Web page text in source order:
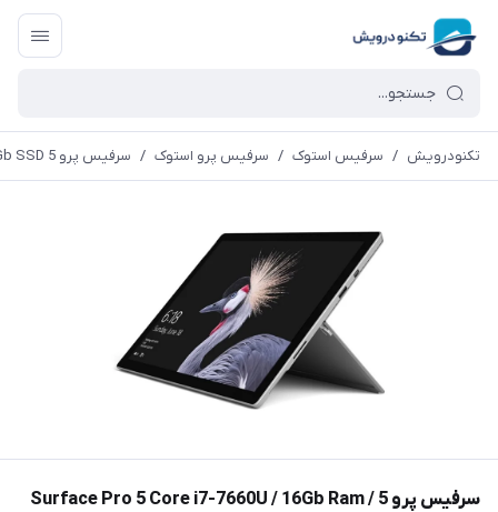
تکنودرویش / سرفیس استوک / سرفیس پرو استوک / سرفیس پرو 5 Surface Pro 5 Core i7-7660U / 16Gb Ram / 512Gb SSD + کیبورد
سرفیس پرو 5 Surface Pro 5 Core i7-7660U / 16Gb Ram /